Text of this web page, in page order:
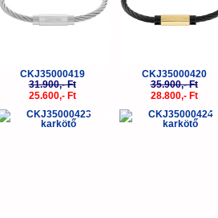
CKJ35000419
31.900,- Ft
25.600,- Ft
CKJ35000420
35.900,- Ft
28.800,- Ft
-20% -